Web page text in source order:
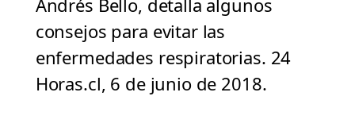
Andrés Bello, detalla algunos
consejos para evitar las
enfermedades respiratorias. 24
Horas.cl, 6 de junio de 2018.